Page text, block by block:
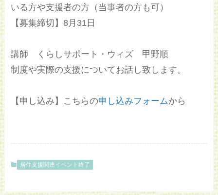
いる方や支援者の方（当事者の方も可）
【募集締切】8月31日
講師 くらしサポート・ウィズ 甲野順
制度や実際の支援についてお話し致します。
【申し込み】こちらの申し込みフォームから
居住支援関連イベント終了